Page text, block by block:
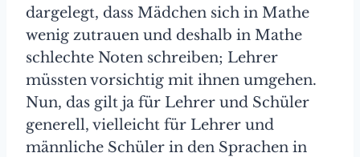
dargelegt, dass Mädchen sich in Mathe
wenig zutrauen und deshalb in Mathe
schlechte Noten schreiben; Lehrer
müssten vorsichtig mit ihnen umgehen.
Nun, das gilt ja für Lehrer und Schüler
generell, vielleicht für Lehrer und
männliche Schüler in den Sprachen in